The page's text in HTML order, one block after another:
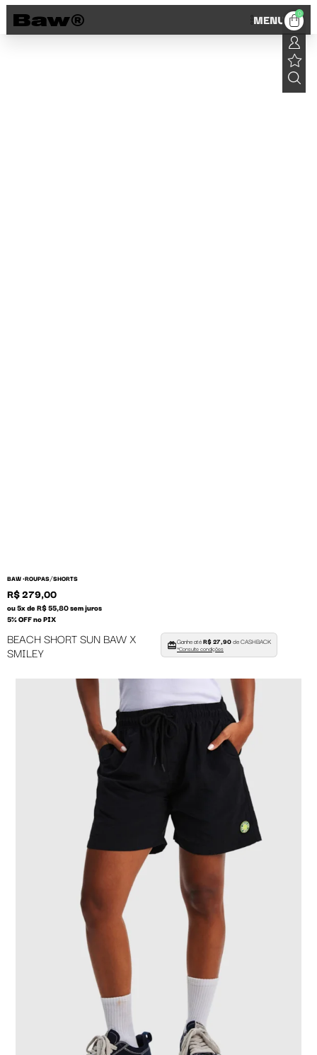
MENU 0
BAW •ROUPAS/SHORTS
R$ 279,00
ou 5x de R$ 55,80 sem juros
5% OFF no PIX
BEACH SHORT SUN BAW X
SMILEY
Ganhe atéR$ 27,90de CASHBACK
*Consulte condições